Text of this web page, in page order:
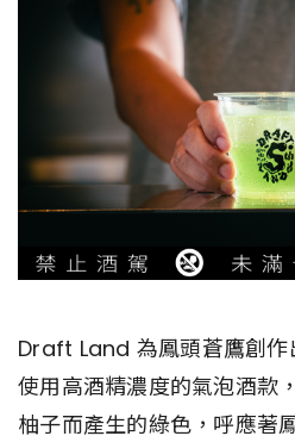
Draft Land 為鳳頭蒼鷹創
使用高酒精濃度的氣泡酒款
柚子而產生的綠色，呼應著